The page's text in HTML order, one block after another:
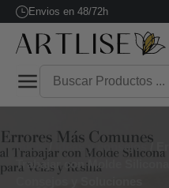
Envios en 48/72h
Inicio / Ideas y consejos /
Trabajar con Molde